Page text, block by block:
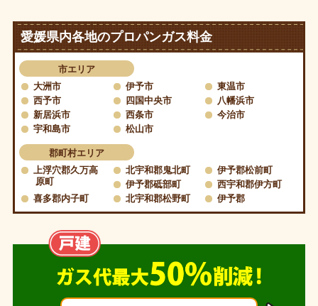
愛媛県内各地のプロパンガス料金
市エリア
大洲市
伊予市
東温市
西予市
四国中央市
八幡浜市
新居浜市
西条市
今治市
宇和島市
松山市
郡町村エリア
上浮穴郡久万高
原町
北宇和郡鬼北町
伊予郡松前町
伊予郡砥部町
西宇和郡伊方町
喜多郡内子町
北宇和郡松野町 伊予郡